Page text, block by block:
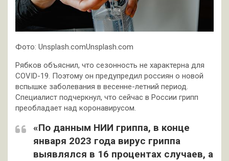
Фото: Unsplash.comUnsplash.com
Рябков объяснил, что сезонность не характерна для
COVID-19. Поэтому он предупредил россиян о новой
вспышке заболевания в весенне-летний период.
Специалист подчеркнул, что сейчас в России грипп
преобладает над коронавирусом.
«По данным НИИ гриппа, в конце
января 2023 года вирус гриппа
выявлялся в 16 процентах случаев, а